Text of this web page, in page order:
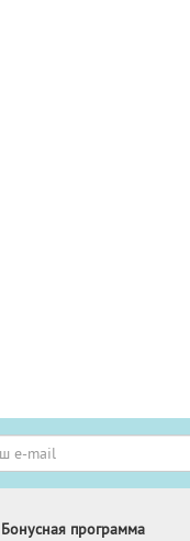
Бонусная программа